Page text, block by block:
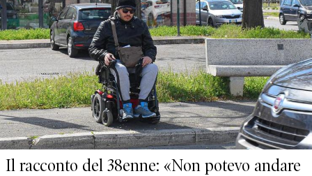
Il racconto del 38enne: «Non potevo andare